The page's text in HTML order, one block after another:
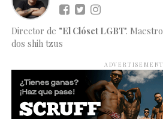
Director de "El Clóset LGBT".
dos shih tzus
ADVERTISEMENT